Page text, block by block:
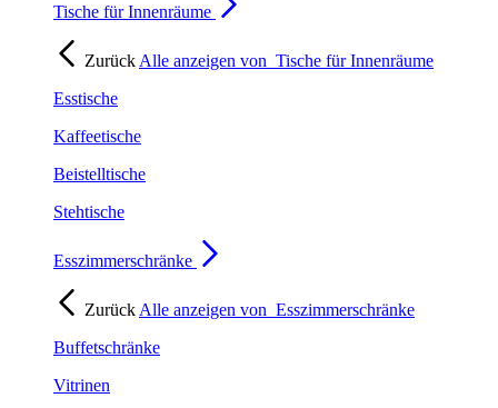
Tische für Innenräume
Zurück Alle anzeigen von Tische für Innenräume
Esstische
Kaffeetische
Beistelltische
Stehtische
Esszimmerschränke
Zurück Alle anzeigen von Esszimmerschränke
Buffetschränke
Vitrinen